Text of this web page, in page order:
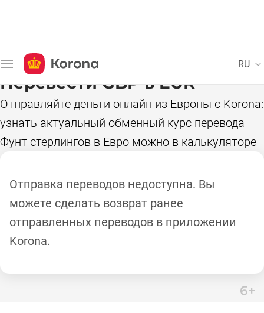
RU
Перевести GBP в EUR
Отправляйте деньги онлайн из Европы с Korona:
узнать актуальный обменный курс перевода
Фунт стерлингов в Евро можно в калькуляторе
Отправка переводов недоступна. Вы
можете сделать возврат ранее
отправленных переводов в приложении
Korona.